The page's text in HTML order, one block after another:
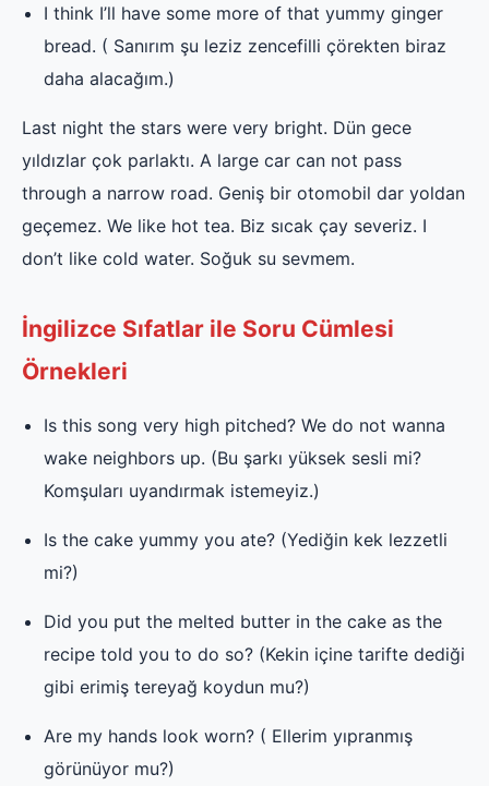
I think I’ll have some more of that yummy ginger
bread. ( Sanırım şu leziz zencefilli çörekten biraz
daha alacağım.)
Last night the stars were very bright. Dün gece
yıldızlar çok parlaktı. A large car can not pass
through a narrow road. Geniş bir otomobil dar yoldan
geçemez. We like hot tea. Biz sıcak çay severiz. I
don’t like cold water. Soğuk su sevmem.
İngilizce Sıfatlar ile Soru Cümlesi
Örnekleri
Is this song very high pitched? We do not wanna
wake neighbors up. (Bu şarkı yüksek sesli mi?
Komşuları uyandırmak istemeyiz.)
Is the cake yummy you ate? (Yediğin kek lezzetli
mi?)
Did you put the melted butter in the cake as the
recipe told you to do so? (Kekin içine tarifte dediği
gibi erimiş tereyağ koydun mu?)
Are my hands look worn? ( Ellerim yıpranmış
görünüyor mu?)